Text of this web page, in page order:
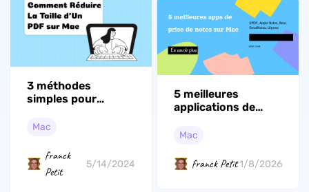
3 méthodes
simples pour
PDF sur Mac
Mac
franck
Petit
5/14/2024
5 meilleures
applications de
Mac en 2026
Mac
franck Petit1/8/2026